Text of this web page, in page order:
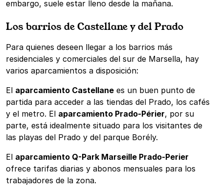
embargo, suele estar lleno desde la mañana.
Los barrios de Castellane y del Prado
Para quienes deseen llegar a los barrios más
residenciales y comerciales del sur de Marsella, hay
varios aparcamientos a disposición:
El aparcamiento Castellane es un buen punto de
partida para acceder a las tiendas del Prado, los cafés
y el metro. El aparcamiento Prado-Périer, por su
parte, está idealmente situado para los visitantes de
las playas del Prado y del parque Borély.
El aparcamiento Q-Park Marseille Prado-Perier
ofrece tarifas diarias y abonos mensuales para los
trabajadores de la zona.